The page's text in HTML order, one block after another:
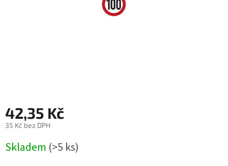
42,35 Kč
35 Kč bez DPH
cena:
Skladem (>5 ks)